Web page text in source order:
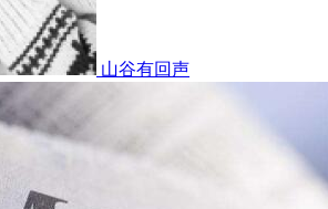
山谷有回声